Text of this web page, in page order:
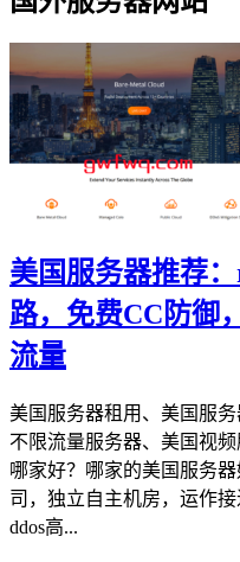
美国服务器推荐
路，免费CC防御
流量
美国服务器租用、美国服
不限流量服务器、美国视
哪家好？哪家的美国服务器
司，独立自主机房，运作
ddos高...